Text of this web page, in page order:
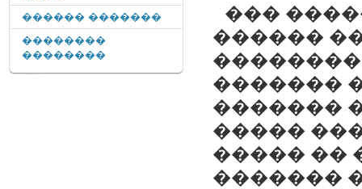
������ �������
��������
��������
���
������
�������
�������
�����
����� ��
�������